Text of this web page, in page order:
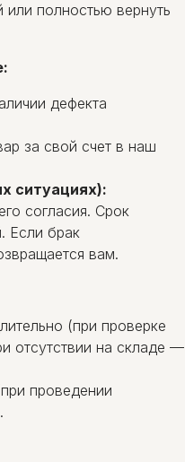
полностью вернуть
дефекта
за свой счет в наш
ситуациях):
согласия. Срок
Если брак
вам.
(при проверке
отсутствии на складе —
проведении